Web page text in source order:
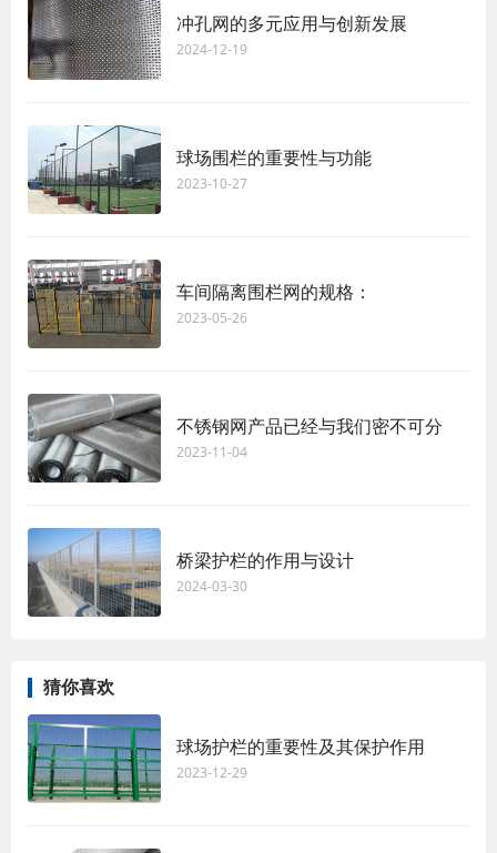
冲孔网的多元应用与创新发展
2024-12-19
球场围栏的重要性与功能
2023-10-27
车间隔离围栏网的规格：
2023-05-26
不锈钢网产品已经与我们密不可分
2023-11-04
桥梁护栏的作用与设计
2024-03-30
猜你喜欢
球场护栏的重要性及其保护作用
2023-12-29